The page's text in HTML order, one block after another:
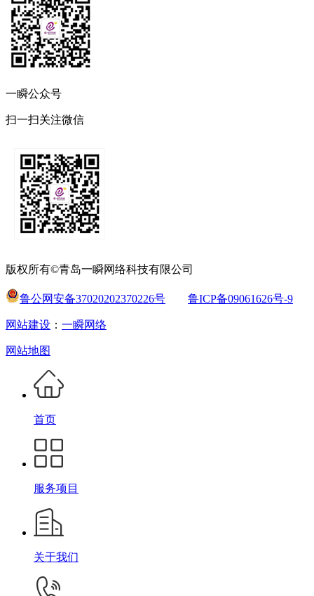
一瞬公众号
扫一扫关注微信
版权所有©青岛一瞬网络科技有限公司
鲁公网安备37020202370226号 鲁ICP备09061626号-9
网站建设 ： 一瞬网络
网站地图
首页
服务项目
关于我们